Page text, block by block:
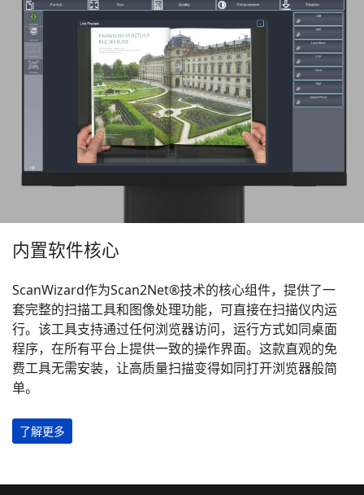
内置软件核心
ScanWizard作为Scan2Net®技术的核心组件，提供了一
套完整的扫描工具和图像处理功能，可直接在扫描仪内运
行。该工具支持通过任何浏览器访问，运行方式如同桌面
程序，在所有平台上提供一致的操作界面。这款直观的免
费工具无需安装，让高质量扫描变得如同打开浏览器般简
单。
了解更多